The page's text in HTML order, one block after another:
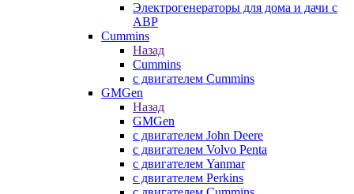
Электрогенераторы для дома и дачи с
АВР
Cummins
Назад
Cummins
с двигателем Cummins
GMGen
Назад
GMGen
с двигателем John Deere
с двигателем Volvo Penta
с двигателем Yanmar
с двигателем Perkins